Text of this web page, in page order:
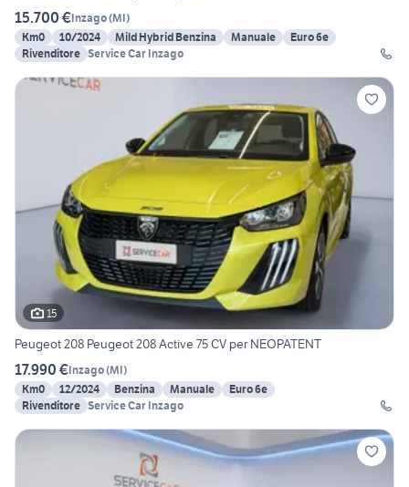
15.700 €Inzago(MI)
Km0
10/2024 Mild Hybrid Benzina Manuale
Euro 6e
Rivenditore Service Car Inzago
15
Peugeot 208 Peugeot 208 Active 75 CV per NEOPATENT
17.990 €Inzago(MI)
Km0
12/2024 Benzina Manuale
Euro 6e
Rivenditore Service Car Inzago